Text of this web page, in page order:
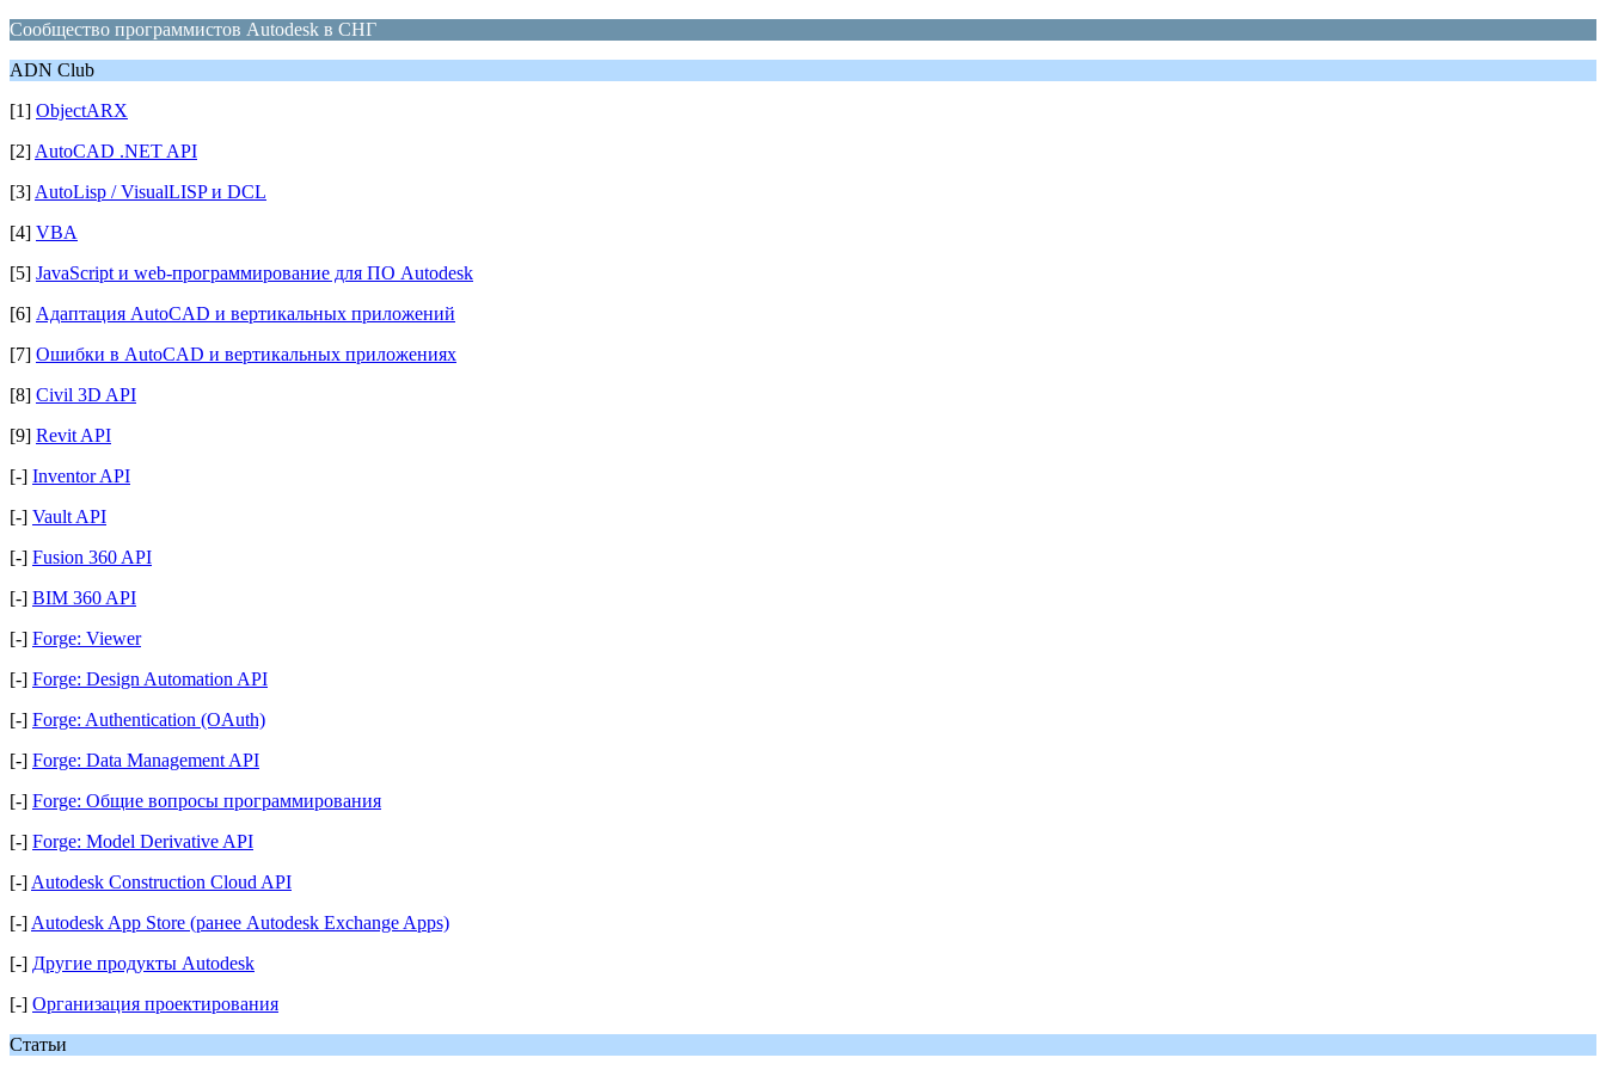
Сообщество программистов Autodesk в СНГ
ADN Club
[1] ObjectARX
[2] AutoCAD .NET API
[3] AutoLisp / VisualLISP и DCL
[4] VBA
[5] JavaScript и web-программирование для ПО Autodesk
[6] Адаптация AutoCAD и вертикальных приложений
[7] Ошибки в AutoCAD и вертикальных приложениях
[8] Civil 3D API
[9] Revit API
[-] Inventor API
[-] Vault API
[-] Fusion 360 API
[-] BIM 360 API
[-] Forge: Viewer
[-] Forge: Design Automation API
[-] Forge: Authentication (OAuth)
[-] Forge: Data Management API
[-] Forge: Общие вопросы программирования
[-] Forge: Model Derivative API
[-] Autodesk Construction Cloud API
[-] Autodesk App Store (ранее Autodesk Exchange Apps)
[-] Другие продукты Autodesk
[-] Организация проектирования
Статьи